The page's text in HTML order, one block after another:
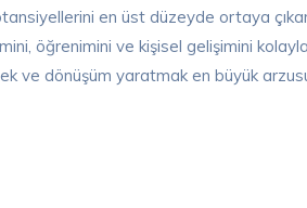
en üst düzeyde ortaya
öğrenimini ve kişisel gelişimini
ve dönüşüm yaratmak en büyük